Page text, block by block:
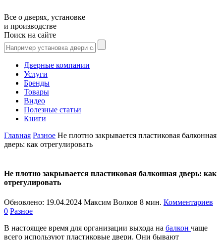
Все о дверях, установке
и производстве
Поиск на сайте
Дверные компании
Услуги
Бренды
Товары
Видео
Полезные статьи
Книги
Главная Разное Не плотно закрывается пластиковая балконная
дверь: как отрегулировать
Не плотно закрывается пластиковая балконная дверь: как
отрегулировать
Обновлено: 19.04.2024 Максим Волков 8 мин. Комментариев
0 Разное
В настоящее время для организации выхода на балкон чаще
всего используют пластиковые двери. Они бывают